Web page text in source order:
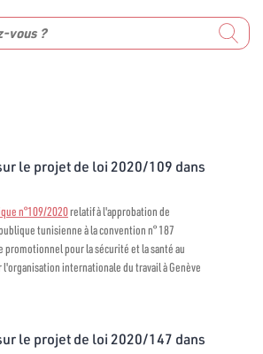
le projet de loi 2020/109 dans
n°109/2020relatif à l'approbation de
tunisienne à la convention n° 187
promotionnel pour la sécurité et la santé au
internationale du travail à Genève
le projet de loi 2020/147 dans